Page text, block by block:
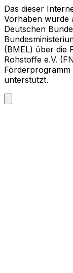
Das dieser
Vorhaben wurde
Deutschen
(BMEL) über die
Rohstoffe e.V.
unterstützt.